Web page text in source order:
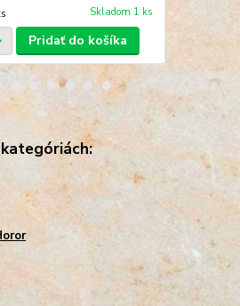
Skladom 1 ks
Pridať do košíka